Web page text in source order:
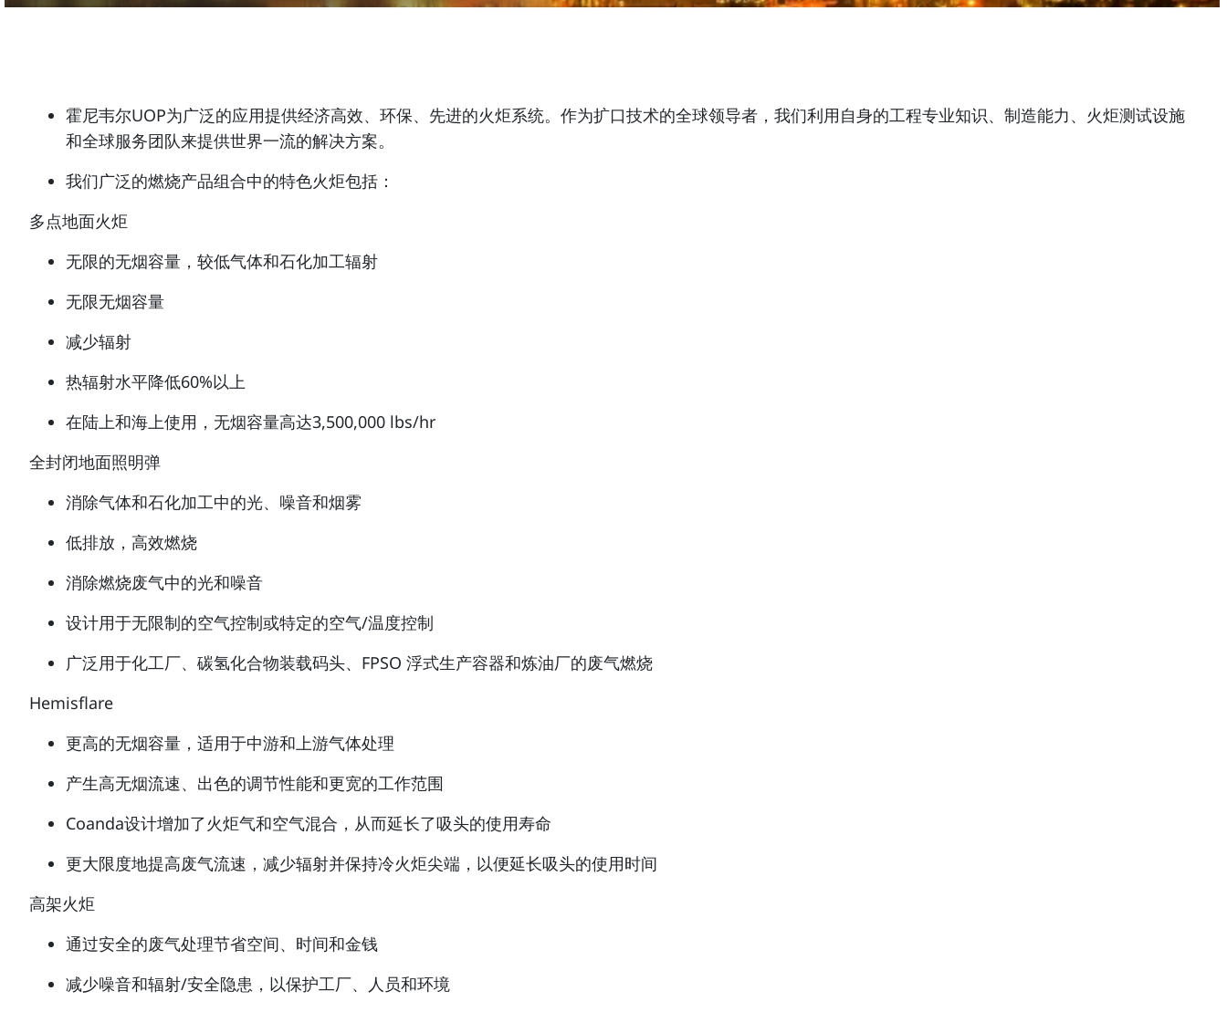
霍尼韦尔UOP为广泛的应用提供经济高效、环保、先进的火炬系统。作为扩口技术的全球领导者，我们利用自身的工程专业知识、制造能力、火炬测试设施
和全球服务团队来提供世界一流的解决方案。
我们广泛的燃烧产品组合中的特色火炬包括：
多点地面火炬
无限的无烟容量，较低气体和石化加工辐射
无限无烟容量
减少辐射
热辐射水平降低60%以上
在陆上和海上使用，无烟容量高达3,500,000 lbs/hr
全封闭地面照明弹
消除气体和石化加工中的光、噪音和烟雾
低排放，高效燃烧
消除燃烧废气中的光和噪音
设计用于无限制的空气控制或特定的空气/温度控制
广泛用于化工厂、碳氢化合物装载码头、FPSO 浮式生产容器和炼油厂的废气燃烧
Hemisflare
更高的无烟容量，适用于中游和上游气体处理
产生高无烟流速、出色的调节性能和更宽的工作范围
Coanda设计增加了火炬气和空气混合，从而延长了吸头的使用寿命
更大限度地提高废气流速，减少辐射并保持冷火炬尖端，以便延长吸头的使用时间
高架火炬
通过安全的废气处理节省空间、时间和金钱
减少噪音和辐射/安全隐患，以保护工厂、人员和环境